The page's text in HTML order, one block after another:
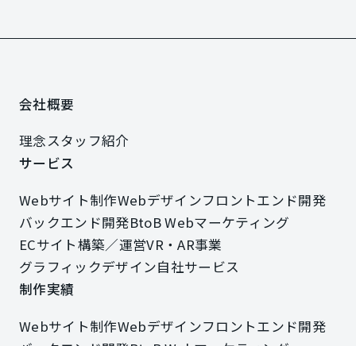
会社概要
理念
理念
スタッフ紹介
スタッフ紹介
サービス
Webサイト制作
Webサイト制作
Webデザイン
Webデザイン
フロントエンド開発
フロントエンド開発
バックエンド開発
バックエンド開発
BtoB Webマーケティング
BtoB Webマーケティング
ECサイト構築／運営
ECサイト構築／運営
VR・AR事業
VR・AR事業
グラフィックデザイン
グラフィックデザイン
自社サービス
制作実績
Webサイト制作Webデザインフロントエンド開発